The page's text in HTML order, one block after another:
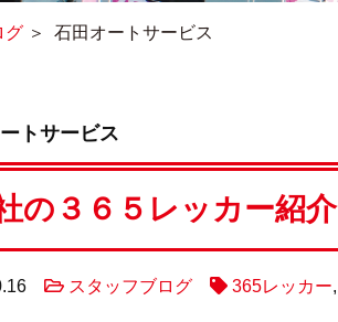
グ ＞ 石田オートサービス
トサービス
の３６５レッカー紹介
スタッフブログ 365レッカー,